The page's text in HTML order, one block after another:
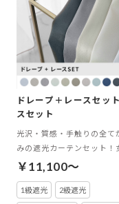
ドレープ＋レースセッ
スセット
光沢・質感・手触りの全て
みの遮光カーテンセット！
い艶と柔らかさがお部屋を
￥11,100～
1級遮光 2級遮光